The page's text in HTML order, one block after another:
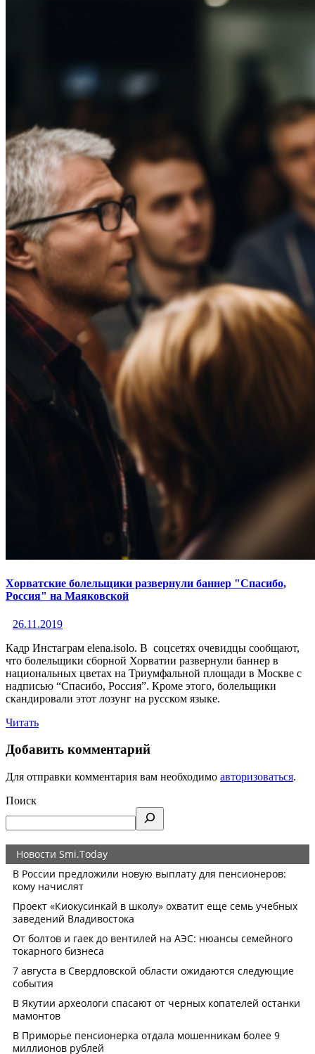
Хорватские болельщики развернули баннер "Спасибо,
Россия" на Маяковской
26.11.2019
Кадр Инстаграм elena.isolo. В соцсетях очевидцы сообщают,
что болельщики сборной Хорватии развернули баннер в
национальных цветах на Триумфальной площади в Москве с
надписью “Спасибо, Россия”. Кроме этого, болельщики
скандировали этот лозунг на русском языке.
Читать
Добавить комментарий
Для отправки комментария вам необходимо авторизоваться.
Поиск